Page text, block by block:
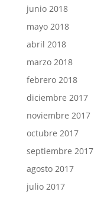
junio 2018
mayo 2018
abril 2018
marzo 2018
febrero 2018
diciembre 2017
noviembre 2017
octubre 2017
septiembre 2017
agosto 2017
julio 2017